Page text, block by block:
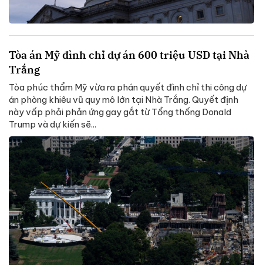
Tòa án Mỹ đình chỉ dự án 600 triệu USD tại Nhà
Trắng
Tòa phúc thẩm Mỹ vừa ra phán quyết đình chỉ thi công dự
án phòng khiêu vũ quy mô lớn tại Nhà Trắng. Quyết định
này vấp phải phản ứng gay gắt từ Tổng thống Donald
Trump và dự kiến sẽ...